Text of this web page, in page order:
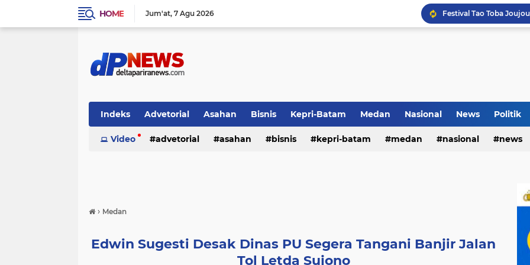
HOME Jum'at 7 Agu 2026
Pemko Medan Raih
Indeks Advetorial Asahan Bisnis Kepri-Batam Medan Nasional News Politik
Video advetorial asahan bisnis kepri-batam medan nasional news
› Medan
Edwin Sugesti Desak Dinas PU Segera Tangani Banjir Jalan
Tol Letda Sujono